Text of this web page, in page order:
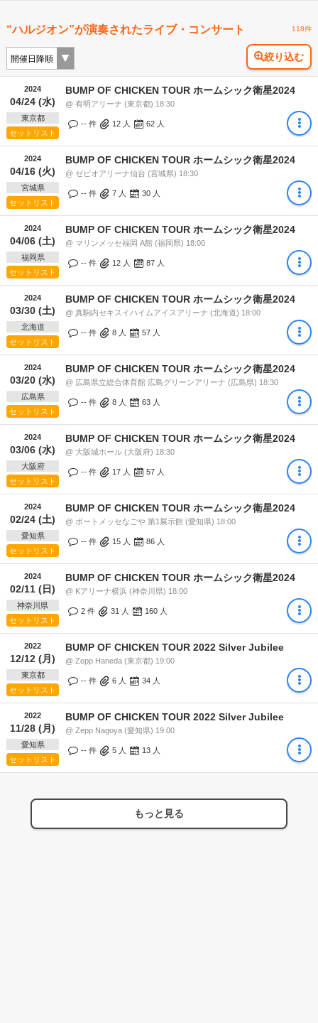
“ハルジオン”が演奏されたライブ・コンサート 118件
絞り込む
2024
04/24 (水)
東京都
セットリスト
BUMP OF CHICKEN TOUR ホームシック衛星2024
@ 有明アリーナ (東京都) 18:30
-- 件 12 人 62 人
2024
04/16 (火)
宮城県
セットリスト
BUMP OF CHICKEN TOUR ホームシック衛星2024
@ ゼビオアリーナ仙台 (宮城県) 18:30
-- 件 7 人 30 人
2024
04/06 (土)
福岡県
セットリスト
BUMP OF CHICKEN TOUR ホームシック衛星2024
@ マリンメッセ福岡 A館 (福岡県) 18:00
-- 件 12 人 87 人
2024
03/30 (土)
北海道
セットリスト
BUMP OF CHICKEN TOUR ホームシック衛星2024
@ 真駒内セキスイハイムアイスアリーナ (北海道) 18:00
-- 件 8 人 57 人
2024
03/20 (水)
広島県
セットリスト
BUMP OF CHICKEN TOUR ホームシック衛星2024
@ 広島県立総合体育館 広島グリーンアリーナ (広島県) 18:30
-- 件 8 人 63 人
2024
03/06 (水)
大阪府
セットリスト
BUMP OF CHICKEN TOUR ホームシック衛星2024
@ 大阪城ホール (大阪府) 18:30
-- 件 17 人 57 人
2024
02/24 (土)
愛知県
セットリスト
BUMP OF CHICKEN TOUR ホームシック衛星2024
@ ポートメッセなごや 第1展示館 (愛知県) 18:00
-- 件 15 人 86 人
2024
02/11 (日)
神奈川県
セットリスト
BUMP OF CHICKEN TOUR ホームシック衛星2024
@ Kアリーナ横浜 (神奈川県) 18:00
2 件 31 人 160 人
2022
12/12 (月)
東京都
セットリスト
BUMP OF CHICKEN TOUR 2022 Silver Jubilee
@ Zepp Haneda (東京都) 19:00
-- 件 6 人 34 人
2022
11/28 (月)
愛知県
セットリスト
BUMP OF CHICKEN TOUR 2022 Silver Jubilee
@ Zepp Nagoya (愛知県) 19:00
-- 件 5 人 13 人
もっと見る